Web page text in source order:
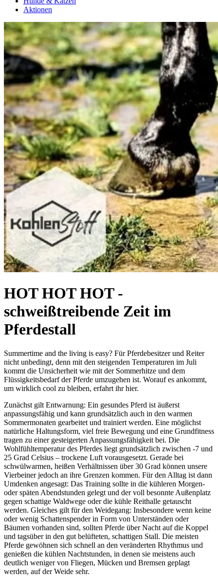
Aktionen
HOT HOT HOT -
schweißtreibende Zeit im
Pferdestall
Summertime and the living is easy? Für Pferdebesitzer und Reiter
nicht unbedingt, denn mit den steigenden Temperaturen im Juli
kommt die Unsicherheit wie mit der Sommerhitze und dem
Flüssigkeitsbedarf der Pferde umzugehen ist. Worauf es ankommt,
um wirklich cool zu bleiben, erfahrt ihr hier.
Zunächst gilt Entwarnung: Ein gesundes Pferd ist äußerst
anpassungsfähig und kann grundsätzlich auch in den warmen
Sommermonaten gearbeitet und trainiert werden. Eine möglichst
natürliche Haltungsform, viel freie Bewegung und eine Grundfitness
tragen zu einer gesteigerten Anpassungsfähigkeit bei. Die
Wohlfühltemperatur des Pferdes liegt grundsätzlich zwischen -7 und
25 Grad Celsius – trockene Luft vorausgesetzt. Gerade bei
schwülwarmen, heißen Verhältnissen über 30 Grad können unsere
Vierbeiner jedoch an ihre Grenzen kommen. Für den Alltag ist dann
Umdenken angesagt: Das Training sollte in die kühleren Morgen-
oder späten Abendstunden gelegt und der voll besonnte Außenplatz
gegen schattige Waldwege oder die kühle Reithalle getauscht
werden. Gleiches gilt für den Weidegang: Insbesondere wenn keine
oder wenig Schattenspender in Form von Unterständen oder
Bäumen vorhanden sind, sollten Pferde über Nacht auf die Koppel
und tagsüber in den gut belüfteten, schattigen Stall. Die meisten
Pferde gewöhnen sich schnell an den veränderten Rhythmus und
genießen die kühlen Nachtstunden, in denen sie meistens auch
deutlich weniger von Fliegen, Mücken und Bremsen geplagt
werden, auf der Weide sehr.